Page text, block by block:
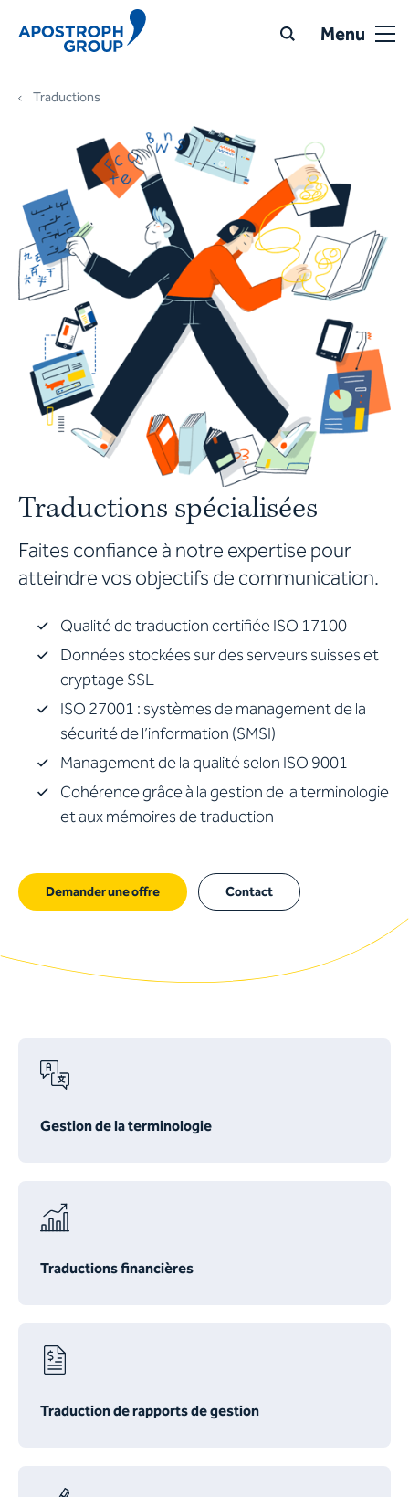
Menu
Traductions
Traductions spécialisées
Faites confiance à notre expertise pour
atteindre vos objectifs de communication.
Qualité de traduction certifiée ISO 17100
Données stockées sur des serveurs suisses et
cryptage SSL
ISO 27001 : systèmes de management de la
sécurité de l’information (SMSI)
Management de la qualité selon ISO 9001
Cohérence grâce à la gestion de la terminologie
et aux mémoires de traduction
Demander une offre Contact
Gestion de la terminologie
Traductions financières
Traduction de rapports de gestion